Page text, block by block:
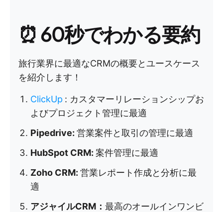
⏰ 60秒でわかる要約
旅行業界に最適なCRMの概要とユースケース
を紹介します！
ClickUp : カスタマーリレーションシップお
よびプロジェクト管理に最適
Pipedrive: 営業案件と取引の管理に最適
HubSpot CRM: 案件管理に最適
Zoho CRM: 営業レポート作成と分析に最
適
アジャイルCRM： 最高のオールインワンビ